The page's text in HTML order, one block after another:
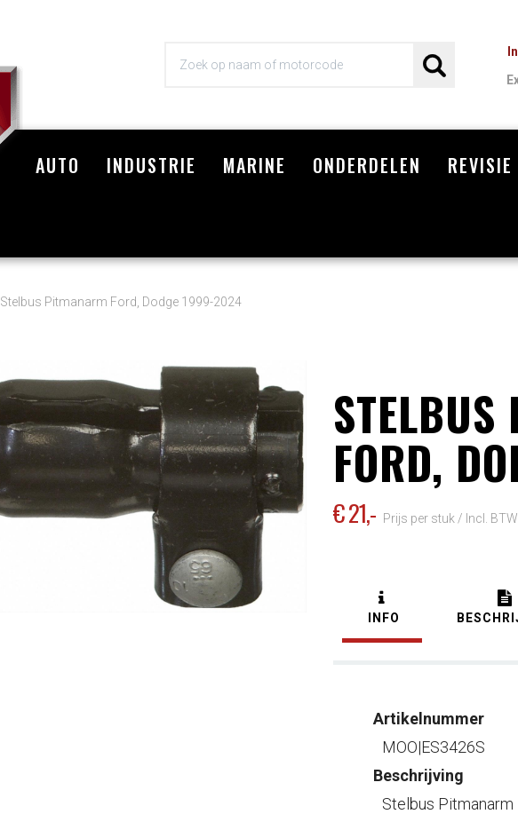
AUTO INDUSTRIE MARINE ONDERDELEN REVISIE
Stelbus Pitmanarm Ford, Dodge 1999-2024
FORD,
€ 21,- Prijs per stuk / Incl. BTW
INFO
Artikelnummer
MOO|ES3426S
Beschrijving
Stelbus